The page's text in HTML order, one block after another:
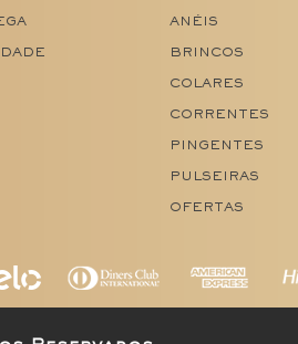
ANÉIS
BRINCOS
COLARES
CORRENTES
PINGENTES
PULSEIRAS
OFERTAS